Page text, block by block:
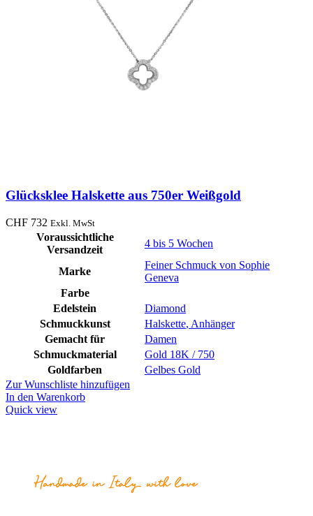
Glücksklee Halskette aus 750er Weißgold
CHF 732 Exkl. MwSt
Voraussichtliche
Versandzeit
4 bis 5 Wochen
Marke
Feiner Schmuck von Sophie
Geneva
Farbe
Edelstein
Diamond
Schmuckkunst
Halskette, Anhänger
Gemacht für
Damen
Schmuckmaterial
Gold 18K / 750
Goldfarben
Gelbes Gold
Zur Wunschliste hinzufügen
In den Warenkorb
Quick view